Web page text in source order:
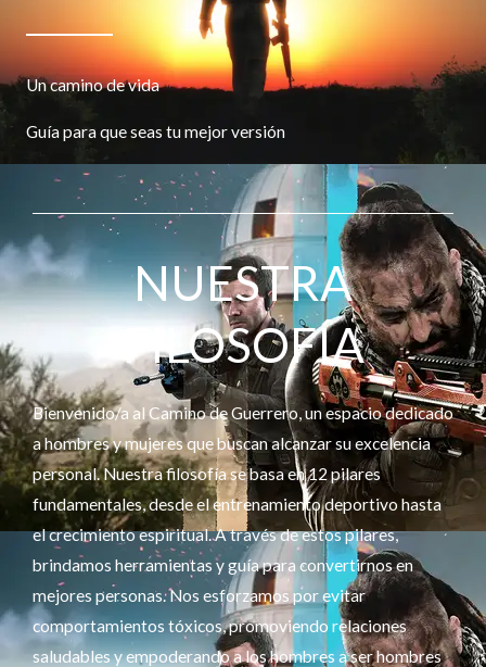
Un camino de vida
Guía para que seas tu mejor versión
NUESTRA
FILOSOFÍA
Bienvenido/a al Camino de Guerrero, un espacio dedicado
a hombres y mujeres que buscan alcanzar su excelencia
personal. Nuestra filosofía se basa en 12 pilares
fundamentales, desde el entrenamiento deportivo hasta
el crecimiento espiritual. A través de estos pilares,
brindamos herramientas y guía para convertirnos en
mejores personas. Nos esforzamos por evitar
comportamientos tóxicos, promoviendo relaciones
saludables y empoderando a los hombres a ser hombres